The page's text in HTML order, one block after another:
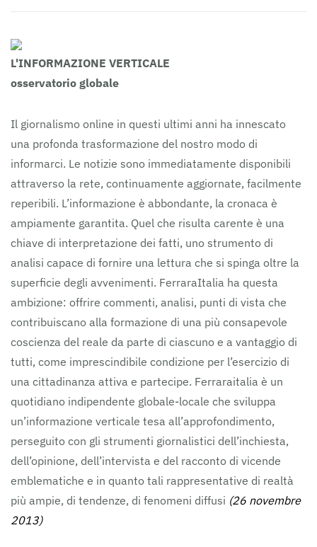
L'INFORMAZIONE VERTICALE
osservatorio globale
Il giornalismo online in questi ultimi anni ha innescato
una profonda trasformazione del nostro modo di
informarci. Le notizie sono immediatamente disponibili
attraverso la rete, continuamente aggiornate, facilmente
reperibili. L’informazione è abbondante, la cronaca è
ampiamente garantita. Quel che risulta carente è una
chiave di interpretazione dei fatti, uno strumento di
analisi capace di fornire una lettura che si spinga oltre la
superficie degli avvenimenti. FerraraItalia ha questa
ambizione: offrire commenti, analisi, punti di vista che
contribuiscano alla formazione di una più consapevole
coscienza del reale da parte di ciascuno e a vantaggio di
tutti, come imprescindibile condizione per l’esercizio di
una cittadinanza attiva e partecipe. Ferraraitalia è un
quotidiano indipendente globale-locale che sviluppa
un’informazione verticale tesa all’approfondimento,
perseguito con gli strumenti giornalistici dell’inchiesta,
dell’opinione, dell’intervista e del racconto di vicende
emblematiche e in quanto tali rappresentative di realtà
più ampie, di tendenze, di fenomeni diffusi (26 novembre
2013)